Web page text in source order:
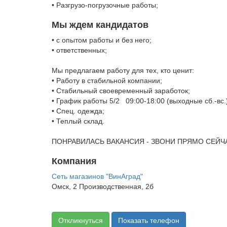
• Разгрузо-погрузочные работы;
Мы ждем кандидатов
• с опытом работы и без него;
• ответственных;
Мы предлагаем работу для тех, кто ценит:
• Работу в стабильной компании;
• Стабильный своевременный заработок;
• График работы 5/2 09:00-18:00 (выходные сб.-
• Спец. одежда;
• Теплый склад.
ПОНРАВИЛАСЬ ВАКАНСИЯ - ЗВОНИ ПРЯМО
Компания
Сеть магазинов "ВинАград"
Омск, 2 Производственная, 2б
Откликнуться Показать телефон